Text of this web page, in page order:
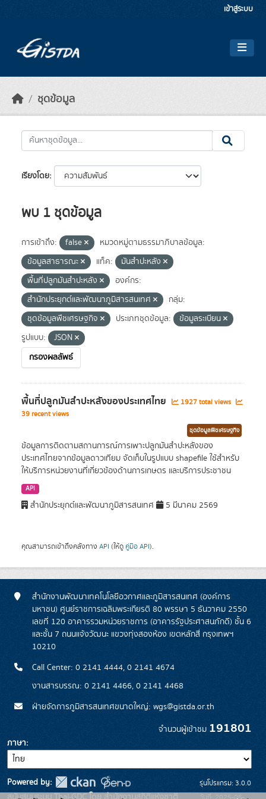
เข้าสู่ระบบ
ชุดข้อมูล
เรียงโดย
พบ 1 ชุดข้อมูล
การเข้าถึง: false
หมวดหมู่ตามธรรมาภิบาลข้อมูล:
ข้อมูลสาธารณะ
แท็ค:
มันสำปะหลัง
พื้นที่ปลูกมันสำปะหลัง
องค์กร:
สำนักประยุกต์และพัฒนาภูมิสารสนเทศ
กลุ่ม:
ชุดข้อมูลพืชเศรษฐกิจ
ประเภทชุดข้อมูล:
ข้อมูลระเบียน
รูปแบบ:
JSON
กรองผลลัพธ์
พื้นที่ปลูกมันสำปะหลังของประเทศไทย
1927 total views
39 recent views
ชุดข้อมูลพืชเศรษฐกิจ
ข้อมูลการติดตามสถานการณ์การเพาะปลูกมันสำปะหลังของ
ประเทศไทยจากข้อมูลดาวเทียม จัดเก็บในรูปแบบ shapefile ใช้สำหรับ
ให้บริการหน่วยงานที่เกี่ยวข้องด้านการเกษตร และบริการประชาชน
API
สำนักประยุกต์และพัฒนาภูมิสารสนเทศ 5 มีนาคม 2569
คุณสามารถเข้าถึงคลังทาง API (ให้ดู คู่มือ API).
สำนักงานพัฒนาเทคโนโลยีอวกาศและภูมิสารสนเทศ (องค์การ
มหาชน) ศูนย์ราชการเฉลิมพระเกียรติ 80 พรรษา 5 ธันวาคม 2550
เลขที่ 120 อาคารรวมหน่วยราชการ (อาคารรัฐประศาสนภักดี) ชั้น 6
และชั้น 7 ถนนแจ้งวัฒนะ แขวงทุ่งสองห้อง เขตหลักสี่ กรุงเทพฯ
10210
Call Center: 0 2141 4444, 0 2141 4674
งานสารบรรณ: 0 2141 4466, 0 2141 4468
ฝ่ายจัดการภูมิสารสนเทศขนาดใหญ่: wgs@gistda.or.th
จำนวนผู้เข้าชม 191801
ภาษา
Powered by:
รุ่นโปรแกรม: 3.0.0